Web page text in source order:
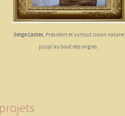
Serge Castex, Président et surtout clown naturel
jusqu'au bout des ongles.